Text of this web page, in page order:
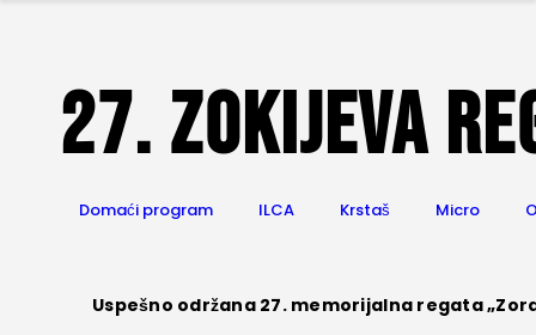
27. ZOKIJEVA
Domaći program ILCA Krstaš Micro
Uspešno održana 27. memorijalna regata